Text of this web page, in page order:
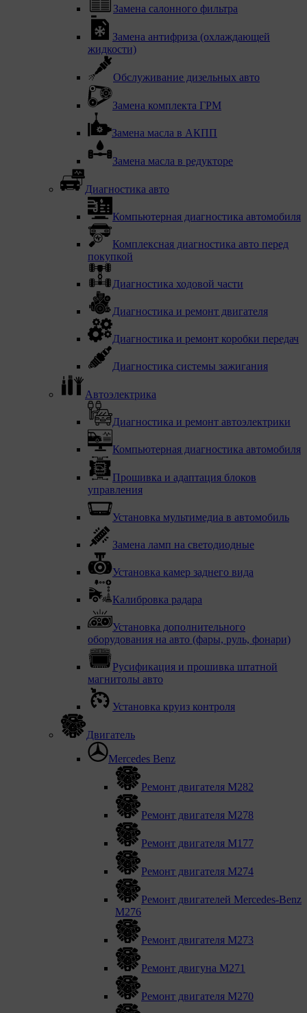
Замена салонного фильтра
Замена антифриза (охлаждающей
жидкости)
Обслуживание дизельных авто
Замена комплекта ГРМ
Замена масла в АКПП
Замена масла в редукторе
Диагностика авто
Компьютерная диагностика автомобиля
Комплексная диагностика авто перед
покупкой
Диагностика ходовой части
Диагностика и ремонт двигателя
Диагностика и ремонт коробки передач
Диагностика системы зажигания
Автоэлектрика
Диагностика и ремонт автоэлектрики
Компьютерная диагностика автомобиля
Прошивка и адаптация блоков
управления
Установка мультимедиа в автомобиль
Замена ламп на светодиодные
Установка камер заднего вида
Калибровка радара
Установка дополнительного
оборудования на авто (фары, руль, фонари)
Русификация и прошивка штатной
магнитолы авто
Установка круиз контроля
Двигатель
Mercedes Benz
Ремонт двигателя М282
Ремонт двигателя М278
Ремонт двигателя М177
Ремонт двигателя М274
Ремонт двигателей Mercedes-Benz
M276
Ремонт двигателя М273
Ремонт двигуна М271
Ремонт двигателя М270